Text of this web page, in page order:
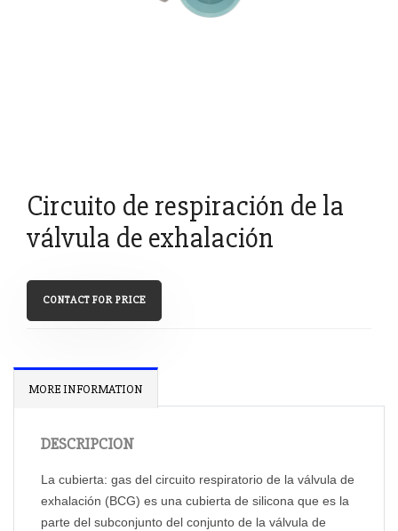
Circuito de respiración de la
válvula de exhalación
CONTACT FOR PRICE
MORE INFORMATION
DESCRIPCION
La cubierta: gas del circuito respiratorio de la válvula de
exhalación (BCG) es una cubierta de silicona que es la
parte del subconjunto del conjunto de la válvula de